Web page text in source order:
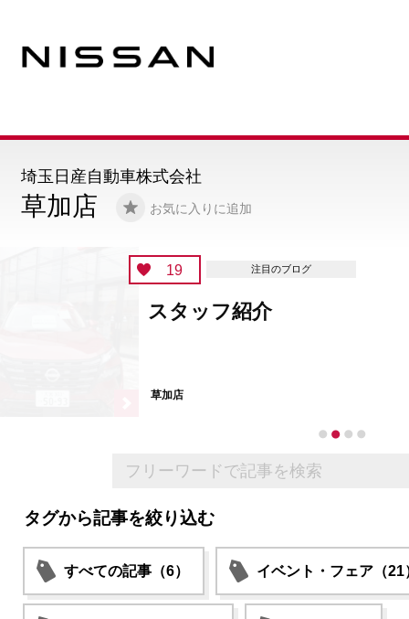
草加店 お気に入りに追加
埼玉日産自動車株式会社
19 注目のブログ
スタッフ紹介
草加店
タグから記事を絞り込む
すべての記事（6） イベント・フェア（21